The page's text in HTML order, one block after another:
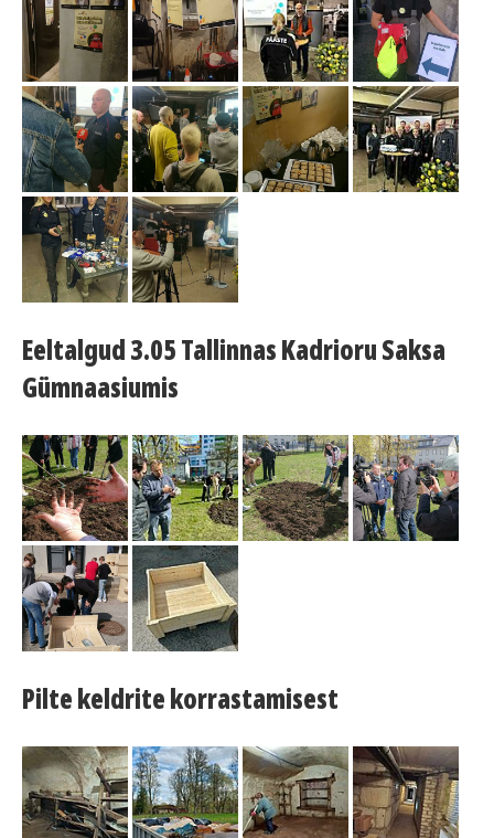
Eeltalgud 3.05 Tallinnas Kadrioru Saksa
Gümnaasiumis
Pilte keldrite korrastamisest